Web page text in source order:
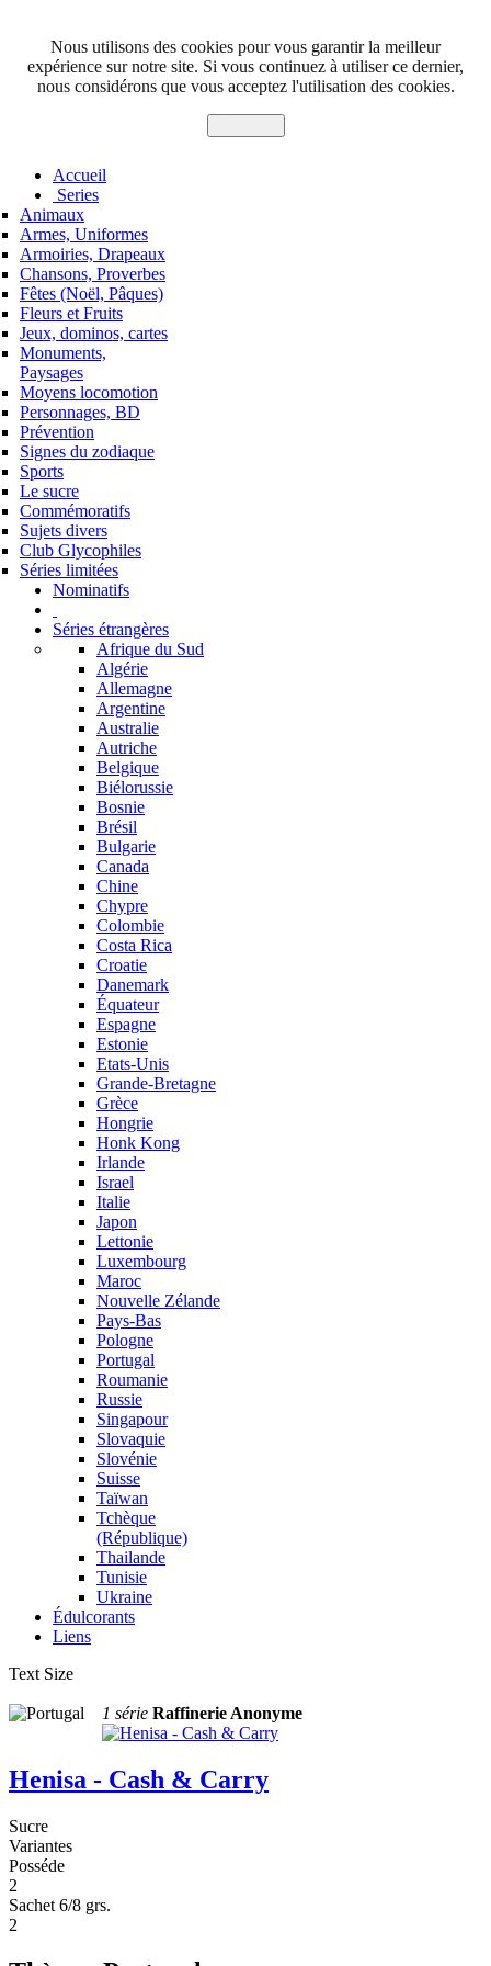
Nous utilisons des cookies pour vous garantir la meilleur
expérience sur notre site. Si vous continuez à utiliser ce dernier,
nous considérons que vous acceptez l'utilisation des cookies.
Accueil
Series
Animaux
Armes, Uniformes
Armoiries, Drapeaux
Chansons, Proverbes
Fêtes (Noël, Pâques)
Fleurs et Fruits
Jeux, dominos, cartes
Monuments,
Paysages
Moyens locomotion
Personnages, BD
Prévention
Signes du zodiaque
Sports
Le sucre
Commémoratifs
Sujets divers
Club Glycophiles
Séries limitées
Nominatifs
Séries étrangères
Afrique du Sud
Algérie
Allemagne
Argentine
Australie
Autriche
Belgique
Biélorussie
Bosnie
Brésil
Bulgarie
Canada
Chine
Chypre
Colombie
Costa Rica
Croatie
Danemark
Équateur
Espagne
Estonie
Etats-Unis
Grande-Bretagne
Grèce
Hongrie
Honk Kong
Irlande
Israel
Italie
Japon
Lettonie
Luxembourg
Maroc
Nouvelle Zélande
Pays-Bas
Pologne
Portugal
Roumanie
Russie
Singapour
Slovaquie
Slovénie
Suisse
Taïwan
Tchèque
(République)
Thailande
Tunisie
Ukraine
Édulcorants
Liens
Text Size
1 série Raffinerie Anonyme
Henisa - Cash & Carry
Sucre
Variantes
Posséde
2
Sachet 6/8 grs.
2